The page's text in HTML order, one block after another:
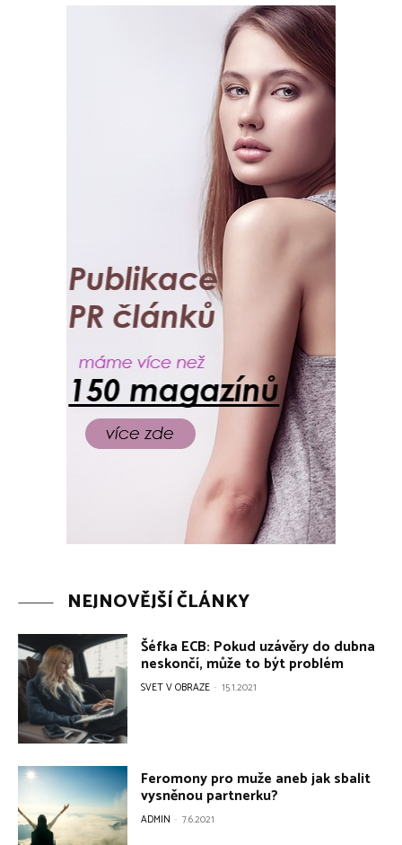
NEJNOVĚJŠÍ ČLÁNKY
Šéfka ECB: Pokud uzávěry do dubna
neskončí, může to být problém
SVET V OBRAZE - 15.1.2021
Feromony pro muže aneb jak sbalit
vysněnou partnerku?
ADMIN - 7.6.2021